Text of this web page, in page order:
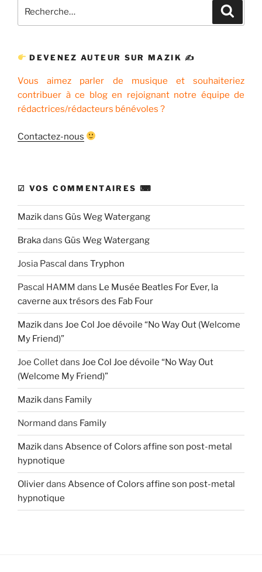
pour
DEVENEZ AUTEUR SUR MAZIK ✍
Vous aimez parler de musique et souhaiteriez
contribuer à ce blog en rejoignant notre équipe de
rédactrices/rédacteurs bénévoles ?
Contactez-nous
☑ VOS COMMENTAIRES ⌨
Mazikdans Güs Weg Watergang
Brakadans Güs Weg Watergang
Josia Pascal dans Tryphon
Pascal HAMM dans Le Musée Beatles For Ever, la
caverne aux trésors des Fab Four
Mazikdans Joe Col Joe dévoile “No Way Out (Welcome
My Friend)”
Joe Colletdans Joe Col Joe dévoile “No Way Out
(Welcome My Friend)”
Mazikdans Family
Normand dans Family
Mazikdans Absence of Colors affine son post-metal
hypnotique
Olivierdans Absence of Colors affine son post-metal
hypnotique